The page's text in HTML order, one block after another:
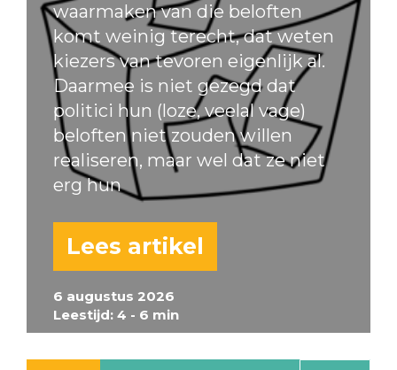
6 augustus 2026
Leestijd: 4 - 6 min
waarmaken van die beloften
komt weinig terecht, dat weten
kiezers van tevoren eigenlijk al.
Daarmee is niet gezegd dat
politici hun (loze, veelal vage)
beloften niet zouden willen
realiseren, maar wel dat ze niet
erg hun
Lees artikel